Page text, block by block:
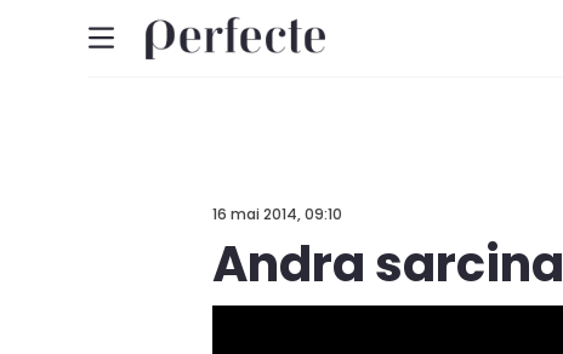
16 mai 2014, 09:10
Andra sarcina